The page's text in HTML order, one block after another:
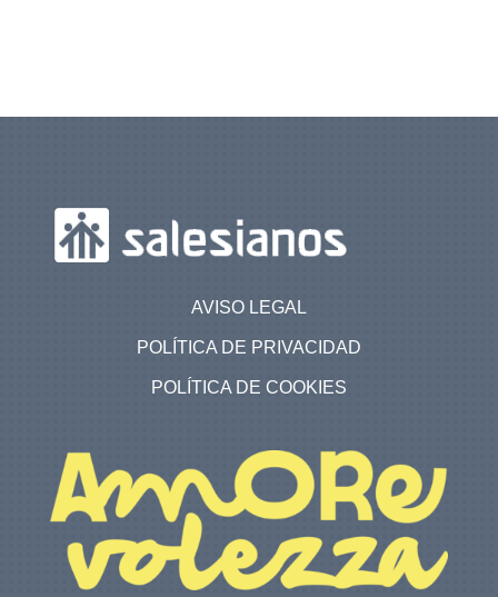
AVISO LEGAL
POLÍTICA DE PRIVACIDAD
POLÍTICA DE COOKIES